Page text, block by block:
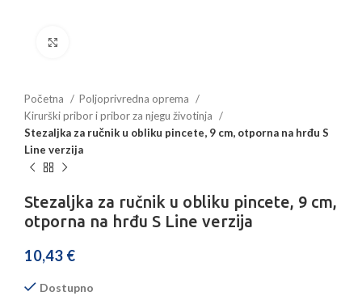
Početna
Poljoprivredna oprema
Kirurški pribor i pribor za njegu životinja
Stezaljka za ručnik u obliku pincete, 9 cm, otporna na hrđu S
Line verzija
Stezaljka za ručnik u obliku pincete, 9 cm,
otporna na hrđu S Line verzija
10,43 €
Dostupno